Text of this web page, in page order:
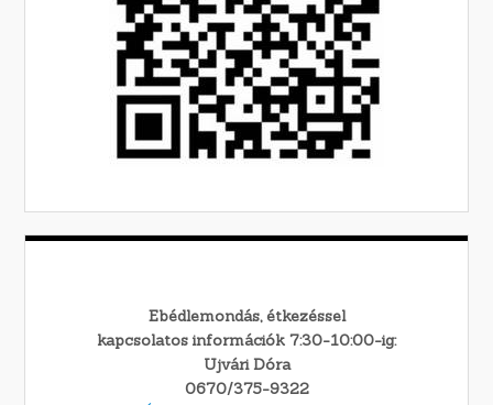
Ebédlemondás, étkezéssel
kapcsolatos információk 7:30-10:00-ig:
Ujvári Dóra
0670/375-9322